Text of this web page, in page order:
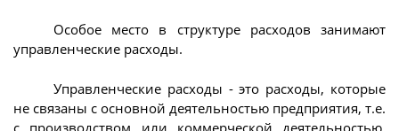
Особое место в структуре расходов занимают
управленческие расходы.
Управленческие расходы - это расходы, которые
не связаны с основной деятельностью предприятия, т.е.
с производством или коммерческой деятельностью.